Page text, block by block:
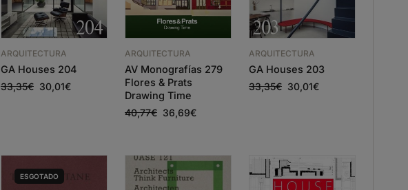
ARQUITECTURA
GA Houses 204
33,35€ 30,01€
ARQUITECTURA
AV Monografías 279
Flores & Prats
Drawing Time
40,77€ 36,69€
ARQUITECTURA
GA Houses 203
33,35€ 30,01€
ESGOTADO